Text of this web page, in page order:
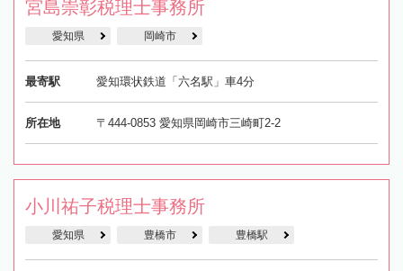
宮島崇彰税理士事務所
愛知県 岡崎市
最寄駅 愛知環状鉄道「六名駅」車4分
所在地 〒444-0853 愛知県岡崎市三崎町2-2
小川祐子税理士事務所
愛知県 豊橋市 豊橋駅